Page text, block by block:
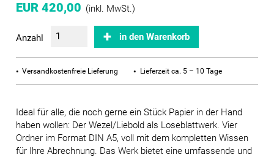
EUR 420,00 (inkl. MwSt.)
Anzahl in den Warenkorb
Versandkostenfreie Lieferung Lieferzeit ca. 5 – 10 Tage
Ideal für alle, die noch gerne ein Stück Papier in der Hand
haben wollen: Der Wezel/Liebold als Loseblattwerk. Vier
Ordner im Format DIN A5, voll mit dem kompletten Wissen
für Ihre Abrechnung. Das Werk bietet eine umfassende und